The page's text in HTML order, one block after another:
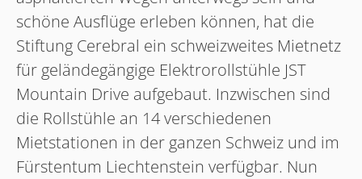
schöne Ausflüge erleben können, hat die
Stiftung Cerebral ein schweizweites Mietnetz
für geländegängige Elektrorollstühle JST
Mountain Drive aufgebaut. Inzwischen sind
die Rollstühle an 14 verschiedenen
Mietstationen in der ganzen Schweiz und im
Fürstentum Liechtenstein verfügbar. Nun